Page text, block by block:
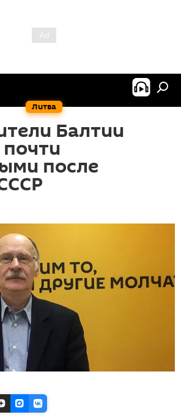
Литва
Балтии
после